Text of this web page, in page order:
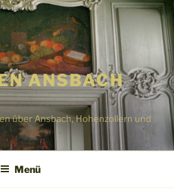
ANSBACH
über Ansbach, Hohenzollern und
Menü